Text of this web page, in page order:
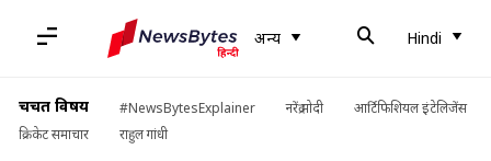
अन्य Hindi
चर्चित विषय #NewsBytesExplainer नरेंद्र मोदी
आर्टिफिशियल इंटेलिजेंस
क्रिकेट समाचार
राहुल गांधी